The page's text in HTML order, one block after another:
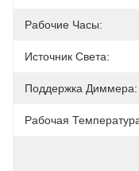
Рабочие Часы:
Источник Света:
Поддержка Диммера:
Рабочая